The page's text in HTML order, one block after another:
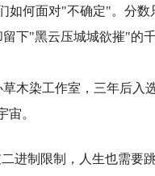
如何面对"不确定"。分数
下"黑云压城城欲摧"的千
木染工作室，三年后入
。
进制限制，人生也需要